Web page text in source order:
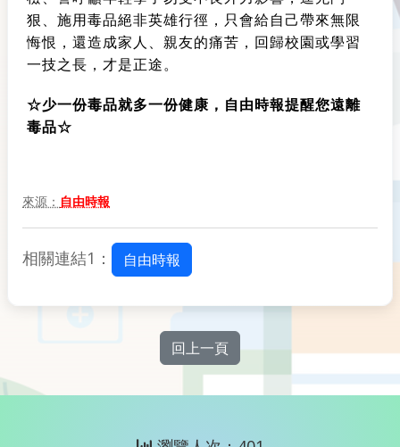
狠、施用毒品絕非英雄行徑，只會給自己帶來無限
悔恨，還造成家人、親友的痛苦，回歸校園或學習
一技之長，才是正途。
☆少一份毒品就多一份健康，自由時報提醒您遠離
毒品☆
來源： 自由時報
相關連結1： 自由時報
回上一頁